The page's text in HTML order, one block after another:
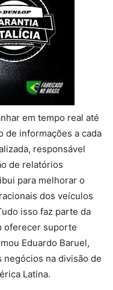
em tempo real até
de informações a cada
responsável
de relatórios
para melhorar o
dos veículos
isso faz parte da
oferecer suporte
Eduardo Baruel,
na divisão de
Latina.